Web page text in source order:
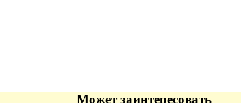
Может заинтересовать